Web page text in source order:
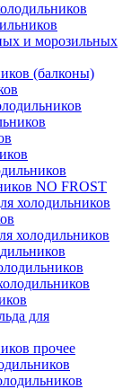
и морозильных
(балконы)
NO FROST
холодильников
холодильников
для
прочее